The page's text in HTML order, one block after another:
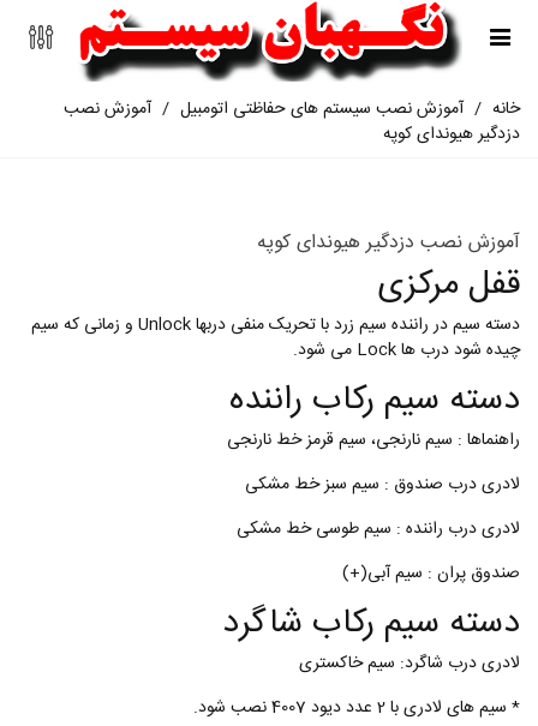
خانه / آموزش نصب سیستم های حفاظتی اتومبیل / آموزش نصب
دزدگیر هیوندای کوپه
آموزش نصب دزدگیر هیوندای کوپه
قفل مرکزی
دسته سیم در راننده سیم زرد با تحریک منفی دربها Unlock و زمانی که سیم
چیده شود درب ها Lock می شود.
دسته سیم رکاب راننده
راهنماها : سیم نارنجی، سیم قرمز خط نارنجی
لادری درب صندوق : سیم سبز خط مشکی
لادری درب راننده : سیم طوسی خط مشکی
صندوق پران : سیم آبی(+)
دسته سیم رکاب شاگرد
لادری درب شاگرد: سیم خاکستری
* سیم های لادری با 2 عدد دیود 4007 نصب شود.